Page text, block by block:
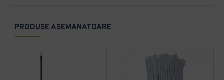
PRODUSE ASEMANATOARE